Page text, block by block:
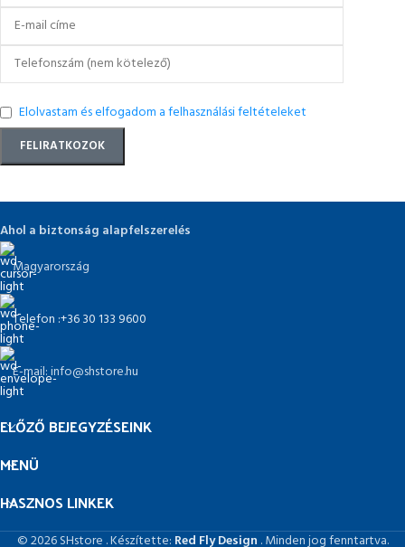
Elolvastam és elfogadom a felhasználási feltételeket
Ahol a biztonság alapfelszerelés
Magyarország
Telefon :+36 30 133 9600
E-mail: info@shstore.hu
ELŐZŐ BEJEGYZÉSEINK
MENÜ
HASZNOS LINKEK
© 2026 SHstore . Készítette: Red Fly Design . Minden jog fenntartva.